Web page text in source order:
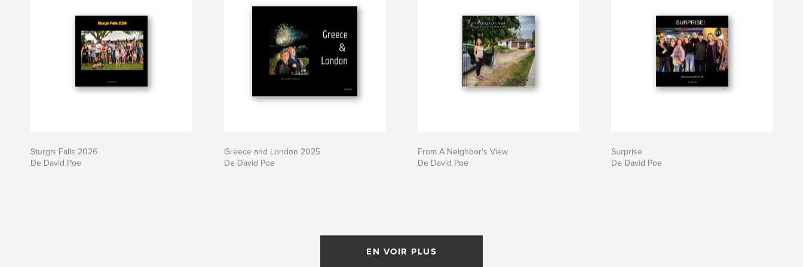
Sturgis Falls 2026
De David Poe
Greece and London 2025
De David Poe
From A Neighbor's View
De David Poe
Surprise
De David Poe
EN VOIR PLUS